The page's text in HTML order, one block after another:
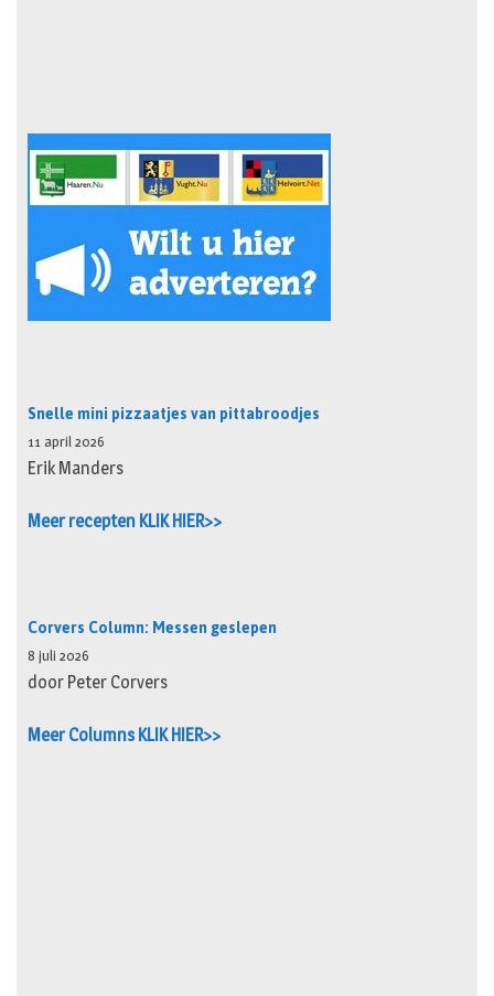
Snelle mini pizzaatjes van pittabroodjes
11 april 2026
Erik Manders
Meer recepten KLIK HIER>>
Corvers Column: Messen geslepen
8 juli 2026
door Peter Corvers
Meer Columns KLIK HIER>>